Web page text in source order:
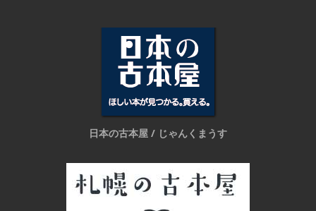
日本の古本屋 / じゃんくまうす